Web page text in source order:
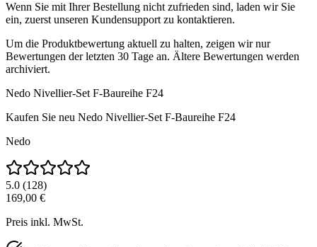
Wenn Sie mit Ihrer Bestellung nicht zufrieden sind, laden wir Sie
ein, zuerst unseren Kundensupport zu kontaktieren.
Um die Produktbewertung aktuell zu halten, zeigen wir nur
Bewertungen der letzten 30 Tage an. Ältere Bewertungen werden
archiviert.
Nedo Nivellier-Set F-Baureihe F24
Kaufen Sie neu Nedo Nivellier-Set F-Baureihe F24
Nedo
5.0 (128)
169,00 €
Preis inkl. MwSt.